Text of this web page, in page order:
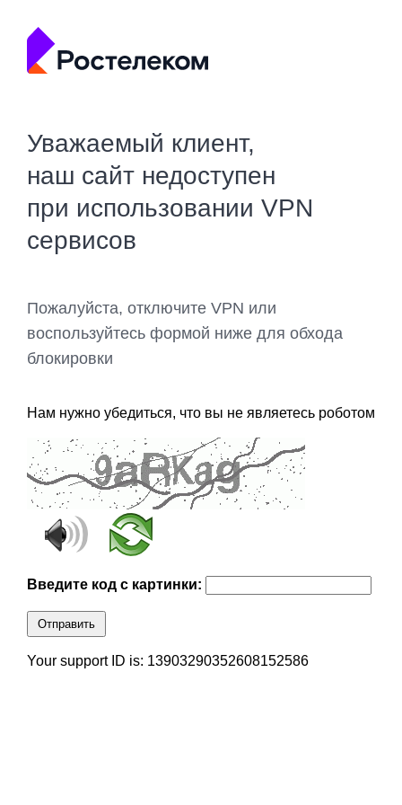
Уважаемый клиент,
наш сайт недоступен
при использовании VPN
сервисов
Пожалуйста, отключите VPN или
воспользуйтесь формой ниже для обхода
блокировки
Нам нужно убедиться, что вы не являетесь роботом
Введите код с картинки:
Отправить
Your support ID is: 13903290352608152586